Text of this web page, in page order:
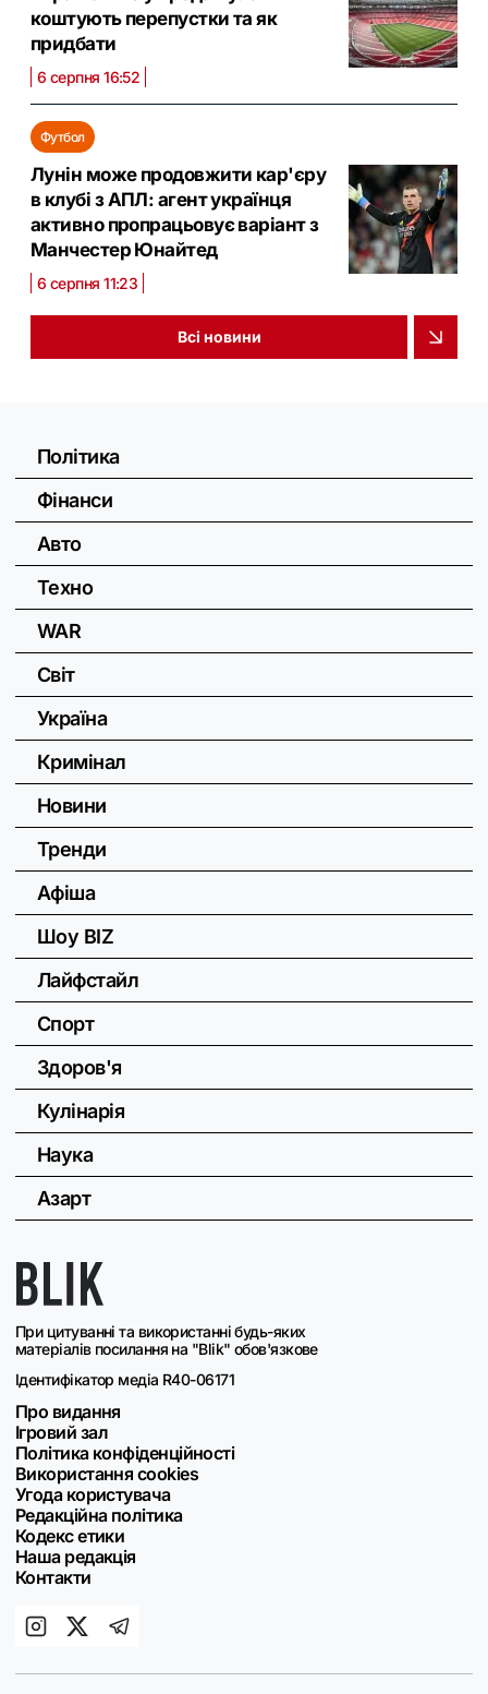
коштують перепустки та як
придбати
6 серпня 16:52
Футбол
Лунін може продовжити кар'єру
в клубі з АПЛ: агент українця
активно пропрацьовує варіант з
Манчестер Юнайтед
6 серпня 11:23
Всі новини
При цитуванні та використанні будь-яких
матеріалів посилання на "Blik" обов'язкове
Ідентифікатор медіа R40-06171
Про видання
Ігровий зал
Політика конфіденційності
Використання cookies
Угода користувача
Редакційна політика
Кодекс етики
Наша редакція
Контакти
Політика
Фінанси
Авто
Техно
WAR
Світ
Україна
Кримінал
Новини
Тренди
Афіша
Шоу BIZ
Лайфстайл
Спорт
Здоров'я
Кулінарія
Наука
Азарт